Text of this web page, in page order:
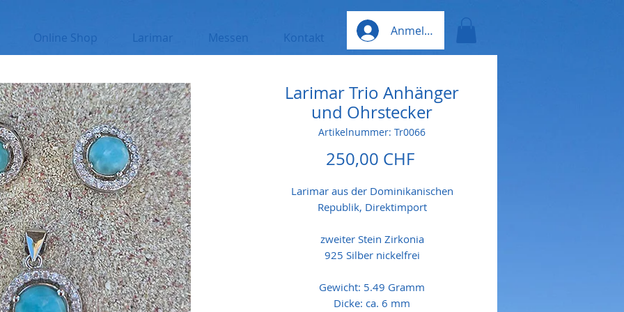
Online Shop Larimar Messen Kontakt Anmelden
Larimar Trio Anhänger
und Ohrstecker
Artikelnummer: Tr0066
250,00 CHFPreis
Larimar aus der Dominikanischen
Republik, Direktimport
zweiter Stein Zirkonia
925 Silber nickelfrei
Gewicht: 5.49 Gramm
Dicke: ca. 6 mm